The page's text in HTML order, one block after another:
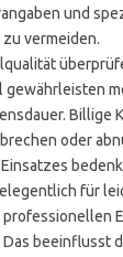
und
vermeiden.
gewährleisten
Billige
oder
für
professionellen
beeinflusst